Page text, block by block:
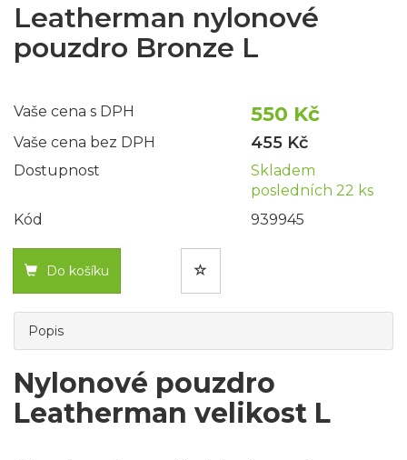
Leatherman nylonové
pouzdro Bronze L
Vaše cena s DPH 550 Kč
Vaše cena bez DPH 455 Kč
Dostupnost
Skladem
posledních 22 ks
Kód
939945
Do košíku
Popis
Nylonové pouzdro
Leatherman velikost L